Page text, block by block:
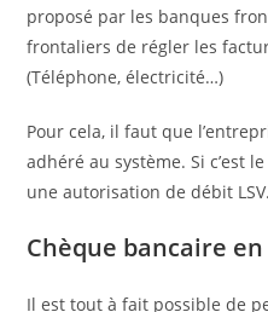
proposé par les banques
frontaliers de régler les
(Téléphone, électricité…)
Pour cela, il faut que
adhéré au système. Si c’est
une autorisation de débit LSV.
Chèque bancaire
Il est tout à fait possible de